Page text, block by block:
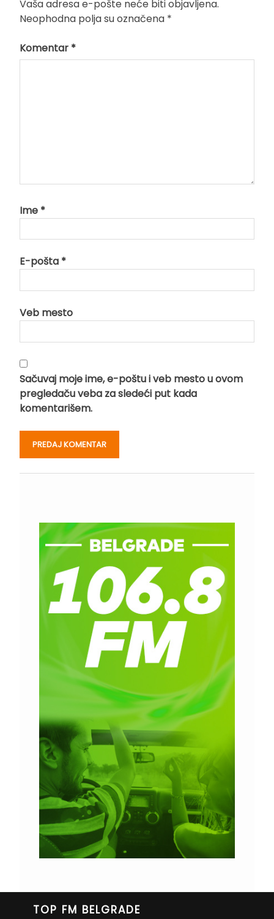
Vaša adresa e-pošte neće biti objavljena.
Neophodna polja su označena *
Komentar *
Ime *
E-pošta *
Veb mesto
Sačuvaj moje ime, e-poštu i veb mesto u ovom
pregledaču veba za sledeći put kada
komentarišem.
TOP FM BELGRADE